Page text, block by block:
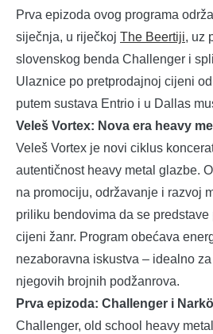
Prva epizoda ovog programa
siječnja, u riječkoj The Beertiji, uz
slovenskog benda Challenger i
Ulaznice po pretprodajnoj cijeni
putem sustava Entrio i u Dallas
Veleš Vortex: Nova era heavy
Veleš Vortex je novi ciklus
autentičnost heavy metal glazbe.
na promociju, održavanje i razvoj
priliku bendovima da se
cijeni žanr. Program obećava
nezaboravna iskustva – idealno
njegovih brojnih podžanrova.
Prva epizoda: Challenger i
Challenger, old school heavy